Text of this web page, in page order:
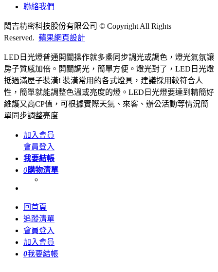
聯絡我們
閎吉精密科技股份有限公司 © Copyright All Rights
Reserved. 蘋果網頁設計
LED日光燈普通開關操作就多盞同步調光或調色，燈光氣氛讓
房子質感加倍。開關調光，簡單方便。燈光對了，LED日光燈
抵過滿屋子裝潢! 裝潢常用的各式燈具，建議採用較符合人
性，簡單就能調整色溫或亮度的燈。LED日光燈要達到精簡好
維護又高CP值，可根據實際天氣、來客、辦公活動等情況簡
單同步調整亮度
加入會員
會員登入
我要結帳
0購物清單
回首頁
追蹤清單
會員登入
加入會員
0我要結帳